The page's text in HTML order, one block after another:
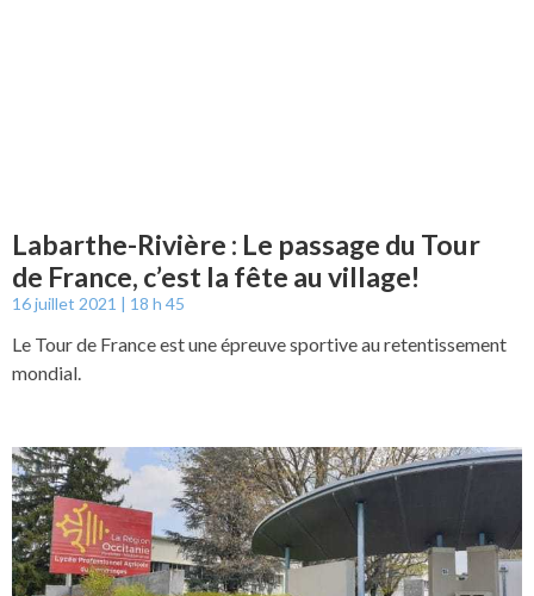
Labarthe-Rivière : Le passage du Tour
de France, c’est la fête au village!
16 juillet 2021 18 h 45
Le Tour de France est une épreuve sportive au retentissement
mondial.